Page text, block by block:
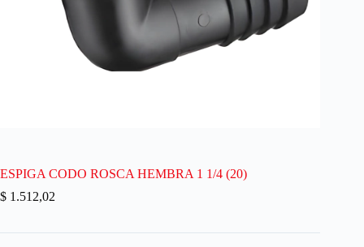
ESPIGA CODO ROSCA HEMBRA 1 1/4 (20)
$ 1.512,02